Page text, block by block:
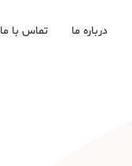
درباره ما تماس با ما